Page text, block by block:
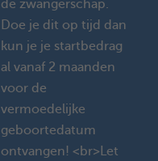
de zwangerschap.
Doe je dit op tijd dan
kun je je startbedrag
al vanaf 2 maanden
voor de
vermoedelijke
geboortedatum
ontvangen! <br>Let